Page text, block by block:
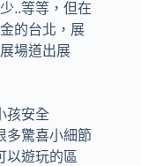
..等等，但在
的台北，展
場道出展
孩安全
多驚喜小細節
以遊玩的區